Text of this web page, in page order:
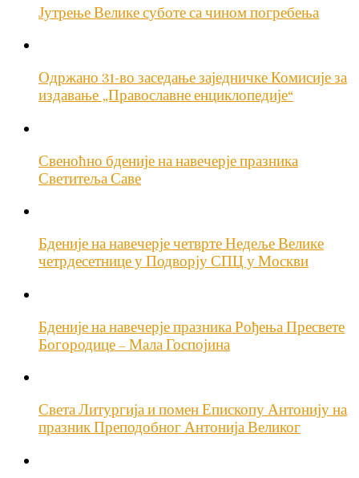
Јутрење Велике суботе са чином погребења
Одржано 31-во заседање заједничке Комисије за
издавање „Православне енциклопедије“
Свеноћно бденије на навечерје празника
Светитеља Саве
Бденије на навечерје четврте Недеље Велике
четрдесетнице у Подворју СПЦ у Москви
Бденије на навечерје празника Рођења Пресвете
Богородице – Мала Госпојина
Света Литургија и помен Епископу Антонију на
празник Преподобног Антонија Великог